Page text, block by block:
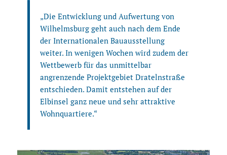
„Die Entwicklung und Aufwertung von
Wilhelmsburg geht auch nach dem Ende
der Internationalen Bauausstellung
weiter. In wenigen Wochen wird zudem der
Wettbewerb für das unmittelbar
angrenzende Projektgebiet Dratelnstraße
entschieden. Damit entstehen auf der
Elbinsel ganz neue und sehr attraktive
Wohnquartiere.“